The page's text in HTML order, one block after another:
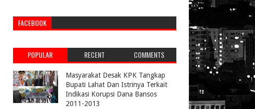
FACEBOOK
POPULAR RECENT COMMENTS
Masyarakat Desak KPK Tangkap
Bupati Lahat Dan Istrinya Terkait
Indikasi Korupsi Dana Bansos
2011-2013